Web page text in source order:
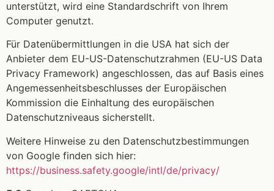
unterstützt, wird eine Standardschrift von Ihrem
Computer genutzt.
Für Datenübermittlungen in die USA hat sich der
Anbieter dem EU-US-Datenschutzrahmen (EU-US Data
Privacy Framework) angeschlossen, das auf Basis eines
Angemessenheitsbeschlusses der Europäischen
Kommission die Einhaltung des europäischen
Datenschutzniveaus sicherstellt.
Weitere Hinweise zu den Datenschutzbestimmungen
von Google finden sich hier:
https://business.safety.google/intl/de/privacy/